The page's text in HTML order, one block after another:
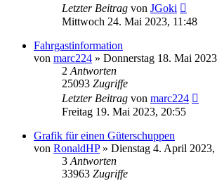
Letzter Beitrag von JGoki
Mittwoch 24. Mai 2023, 11:48
Fahrgastinformation
von marc224 » Donnerstag 18. Mai
2 Antworten
25093 Zugriffe
Letzter Beitrag von marc224
Freitag 19. Mai 2023, 20:55
Grafik für einen Güterschuppen
von RonaldHP» Dienstag 4. April 2023,
3 Antworten
33963 Zugriffe